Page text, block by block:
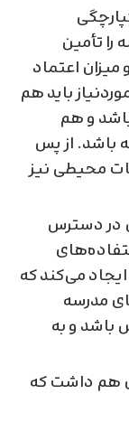
تأمین
میزان اعتماد
باید هم
و هم
باشد. از پس
محیطی نیز
در دسترس
می‌کند که
مدرسه
باشد و به
هم داشت که